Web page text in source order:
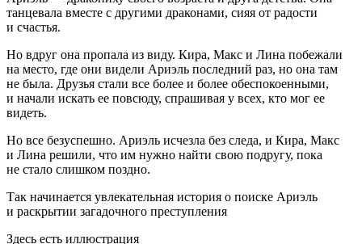
танцевала вместе с другими драконами, сияя от радости
и счастья.
Но вдруг она пропала из виду. Кира, Макс и Лина побежали
на место, где они видели Ариэль последний раз, но она там
не была. Друзья стали все более и более обеспокоенными,
и начали искать ее повсюду, спрашивая у всех, кто мог ее
видеть.
Но все безуспешно. Ариэль исчезла без следа, и Кира, Макс
и Лина решили, что им нужно найти свою подругу, пока
не стало слишком поздно.
Так начинается увлекательная история о поиске Ариэль
и раскрытии загадочного преступления
Здесь есть иллюстрация